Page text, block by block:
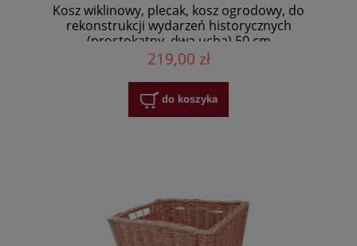
Kosz wiklinowy, plecak, kosz ogrodowy, do
rekonstrukcji wydarzeń historycznych
(prostokątny, dwa ucha) 50 cm
219,00 zł
do koszyka